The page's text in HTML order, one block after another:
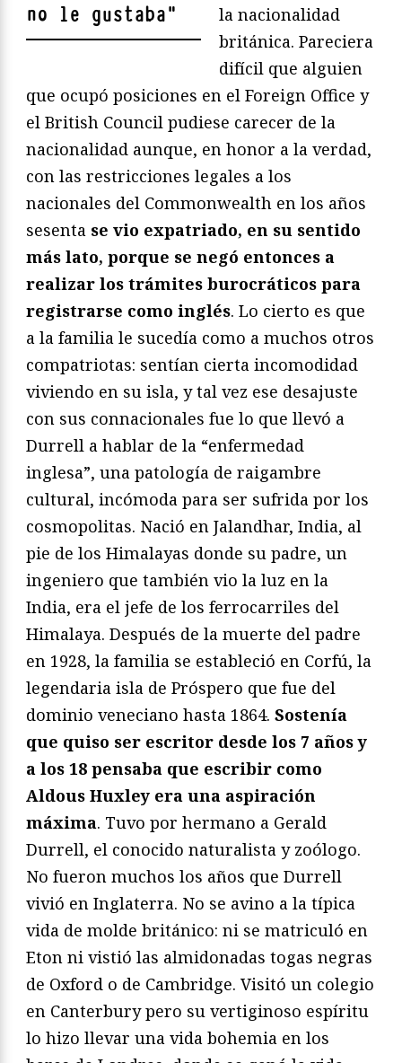
no le gustaba"
la nacionalidad
británica. Pareciera
difícil que alguien
que ocupó posiciones en el Foreign Office y
el British Council pudiese carecer de la
nacionalidad aunque, en honor a la verdad,
con las restricciones legales a los
nacionales del Commonwealth en los años
sesenta se vio expatriado, en su sentido
más lato, porque se negó entonces a
realizar los trámites burocráticos para
registrarse como inglés. Lo cierto es que
a la familia le sucedía como a muchos otros
compatriotas: sentían cierta incomodidad
viviendo en su isla, y tal vez ese desajuste
con sus connacionales fue lo que llevó a
Durrell a hablar de la “enfermedad
inglesa”, una patología de raigambre
cultural, incómoda para ser sufrida por los
cosmopolitas. Nació en Jalandhar, India, al
pie de los Himalayas donde su padre, un
ingeniero que también vio la luz en la
India, era el jefe de los ferrocarriles del
Himalaya. Después de la muerte del padre
en 1928, la familia se estableció en Corfú, la
legendaria isla de Próspero que fue del
dominio veneciano hasta 1864. Sostenía
que quiso ser escritor desde los 7 años y
a los 18 pensaba que escribir como
Aldous Huxley era una aspiración
máxima. Tuvo por hermano a Gerald
Durrell, el conocido naturalista y zoólogo.
No fueron muchos los años que Durrell
vivió en Inglaterra. No se avino a la típica
vida de molde británico: ni se matriculó en
Eton ni vistió las almidonadas togas negras
de Oxford o de Cambridge. Visitó un colegio
en Canterbury pero su vertiginoso espíritu
lo hizo llevar una vida bohemia en los